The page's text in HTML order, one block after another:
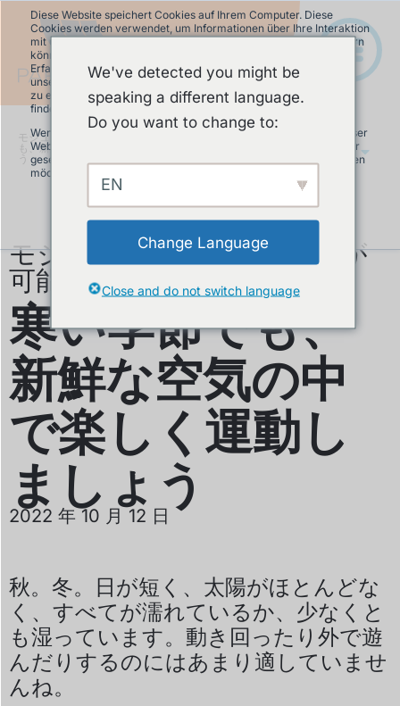
Diese Website speichert Cookies auf Ihrem Computer. Diese
Cookies werden verwendet, um Informationen über Ihre Interaktion
mit unserer Website zu erfassen und damit wir uns an Sie erinnern
können. Wir nutzen diese Informationen, um Ihre Website-
Erfahrung zu optimieren und um Analysen und Kennzahlen über
unsere Besucher auf dieser Website und anderen Medien-Seiten
zu erstellen. Mehr Infos über die von uns eingesetzten Cookies
finden Sie in unserer Datenschutzrichtlinie.
Wenn Sie ablehnen, werden Ihre Informationen beim Besuch dieser
Website nicht erfasst. Ein einzelnes Cookie wird in Ihrem Browser
gesetzt, um daran zu erinnern, dass Sie nicht nachverfolgt werden
möchten.
モジュラーパンプトラック
も、新鮮な空気の中で楽しく運動しましょ
う
モジュラーポンプトラックが
可能にします
寒い季節でも、
新鮮な空気の中
で楽しく運動し
ましょう
2022 年 10 月 12 日
秋。冬。日が短く、太陽がほとんどな
く、すべてが濡れているか、少なくと
も湿っています。動き回ったり外で遊
んだりするのにはあまり適していませ
んね。
We've detected you might be
speaking a different language.
Do you want to change to:
EN
Change Language
Close and do not switch language